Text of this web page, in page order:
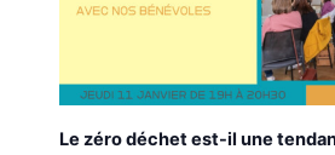
Le zéro déchet est-il une